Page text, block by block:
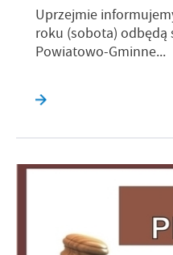
Uprzejmie
roku (sobota) odbędą
Powiatowo-Gminne...